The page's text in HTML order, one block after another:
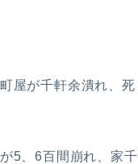
屋が千軒余潰れ、死
5、6百間崩れ、家千